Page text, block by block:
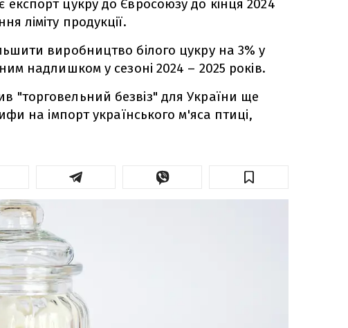
експорт цукру до Євросоюзу до кінця 2024
ліміту продукції.
виробництво білого цукру на 3% у
надлишком у сезоні 2024 – 2025 років.
"торговельний безвіз" для України ще
на імпорт українського м'яса птиці,